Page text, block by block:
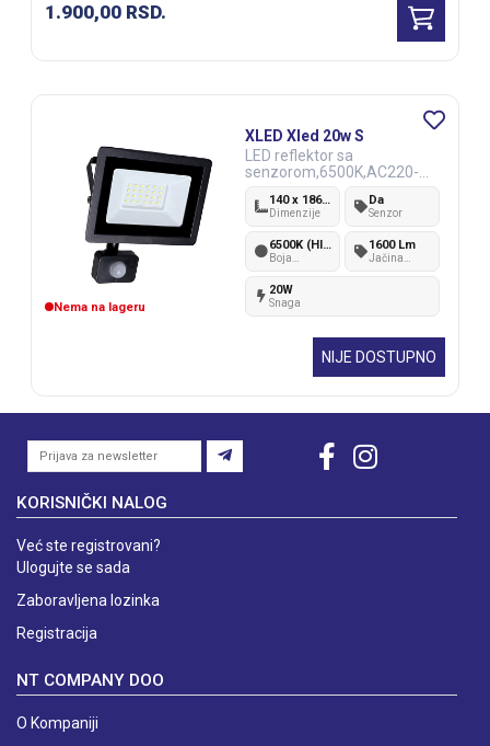
1.900,00 RSD.
Nema na lageru
XLED Xled 20w S
LED reflektor sa
senzorom,6500K,AC220-
140 x 186 x 126 mm
Dimenzije
Da
Senzor
6500K (Hladno bela)
Boja
1600 Lm
Jačina
20W
Snaga
NIJE DOSTUPNO
KORISNIČKI NALOG
Već ste registrovani?
Ulogujte se sada
Zaboravljena lozinka
Registracija
NT COMPANY DOO
O Kompaniji